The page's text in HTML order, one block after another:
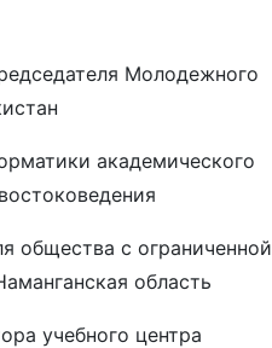
Молодежного
академического
общества с ограниченной
область
учебного центра